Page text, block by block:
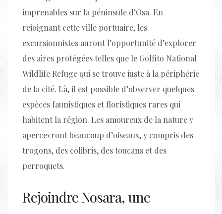
imprenables sur la péninsule d’Osa. En
rejoignant cette ville portuaire, les
excursionnistes auront l’opportunité d’explorer
des aires protégées telles que le Golfito National
Wildlife Refuge qui se trouve juste à la périphérie
de la cité. Là, il est possible d’observer quelques
espèces faunistiques et floristiques rares qui
habitent la région. Les amoureux de la nature y
apercevront beaucoup d’oiseaux, y compris des
trogons, des colibris, des toucans et des
perroquets.
Rejoindre Nosara, une